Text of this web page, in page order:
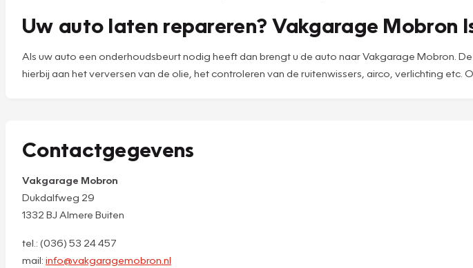
Uw auto laten repareren? Vakgarage Mobron
Als uw auto een onderhoudsbeurt nodig heeft dan brengt u de auto naar Vakgarage Mobron.
hierbij aan het verversen van de olie, het controleren van de ruitenwissers, airco, verlichting etc.
Contactgegevens
Vakgarage Mobron
Dukdalfweg 29
1332 BJ Almere Buiten
tel.: (036) 53 24 457
mail: info@vakgaragemobron.nl